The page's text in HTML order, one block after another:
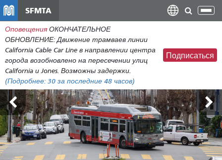
содержанию
SFMTA
Оповещения ОКОНЧАТЕЛЬНОЕ
ОБНОВЛЕНИЕ: Движение трамваев линии
California Cable Car Line в направлении центра
города возобновлено на пересечении улиц
California и Jones. Возможны задержки.
(Подробнее: 30 за последние 48 часов)
Подписаться